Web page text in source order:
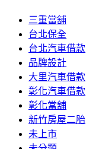
三重當舖
台北保全
台北汽車借款
品牌設計
大里汽車借款
彰化汽車借款
彰化當舖
新竹房屋二胎
未上市